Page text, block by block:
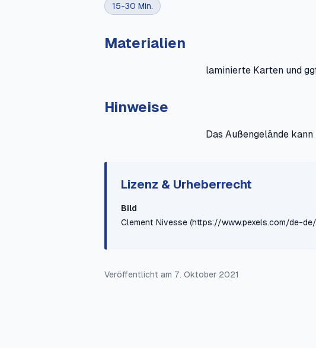
15-30 Min.
Materialien
laminierte Karten und
Hinweise
Das Außengelände
Lizenz & Urheberrecht
Bild
Clement Nivesse (https://www.pexels.com/de-
Veröffentlicht am 7. Oktober 2021